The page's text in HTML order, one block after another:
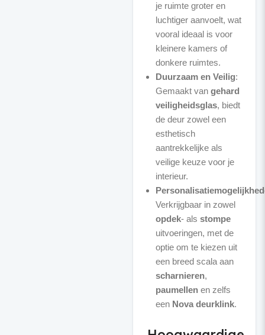
je ruimte groter en
luchtiger aanvoelt, wat
vooral ideaal is voor
kleinere kamers of
donkere ruimtes.
Duurzaam en Veilig:
Gemaakt van gehard
veiligheidsglas, biedt
de deur zowel een
esthetisch
aantrekkelijke als
veilige keuze voor je
interieur.
Verkrijgbaar in zowel
opdek- als stompe
uitvoeringen, met de
optie om te kiezen uit
een breed scala aan
scharnieren,
paumellenen zelfs
een Nova deurklink.